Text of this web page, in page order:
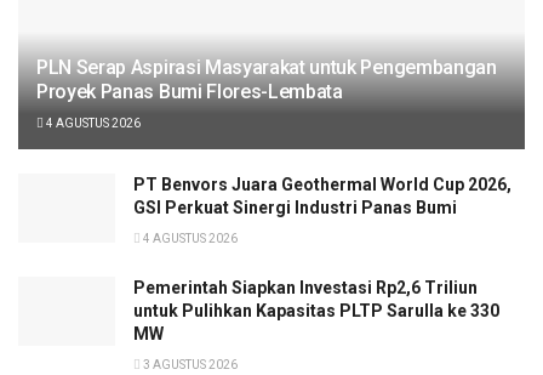
PLN Serap Aspirasi Masyarakat untuk Pengembangan
Proyek Panas Bumi Flores-Lembata
4 AGUSTUS 2026
PT Benvors Juara Geothermal World Cup 2026,
GSI Perkuat Sinergi Industri Panas Bumi
4 AGUSTUS 2026
Pemerintah Siapkan Investasi Rp2,6 Triliun
untuk Pulihkan Kapasitas PLTP Sarulla ke 330
MW
3 AGUSTUS 2026